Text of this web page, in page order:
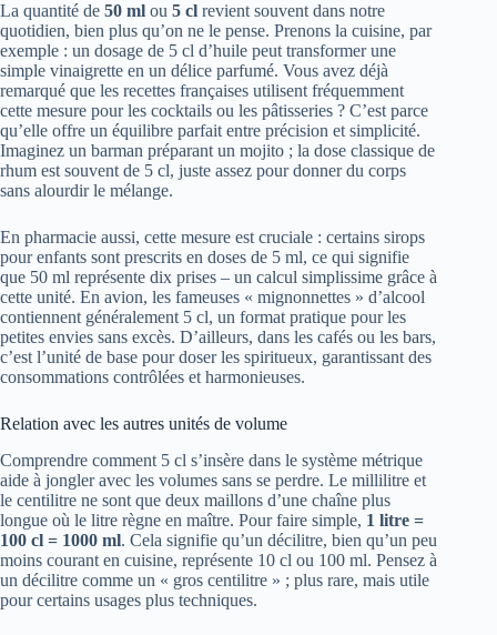
La quantité de 50 ml ou 5 cl revient souvent dans notre
quotidien, bien plus qu’on ne le pense. Prenons la cuisine, par
exemple : un dosage de 5 cl d’huile peut transformer une
simple vinaigrette en un délice parfumé. Vous avez déjà
remarqué que les recettes françaises utilisent fréquemment
cette mesure pour les cocktails ou les pâtisseries ? C’est parce
qu’elle offre un équilibre parfait entre précision et simplicité.
Imaginez un barman préparant un mojito ; la dose classique de
rhum est souvent de 5 cl, juste assez pour donner du corps
sans alourdir le mélange.
En pharmacie aussi, cette mesure est cruciale : certains sirops
pour enfants sont prescrits en doses de 5 ml, ce qui signifie
que 50 ml représente dix prises – un calcul simplissime grâce à
cette unité. En avion, les fameuses « mignonnettes » d’alcool
contiennent généralement 5 cl, un format pratique pour les
petites envies sans excès. D’ailleurs, dans les cafés ou les bars,
c’est l’unité de base pour doser les spiritueux, garantissant des
consommations contrôlées et harmonieuses.
Relation avec les autres unités de volume
Comprendre comment 5 cl s’insère dans le système métrique
aide à jongler avec les volumes sans se perdre. Le millilitre et
le centilitre ne sont que deux maillons d’une chaîne plus
longue où le litre règne en maître. Pour faire simple, 1 litre =
100 cl = 1000 ml. Cela signifie qu’un décilitre, bien qu’un peu
moins courant en cuisine, représente 10 cl ou 100 ml. Pensez à
un décilitre comme un « gros centilitre » ; plus rare, mais utile
pour certains usages plus techniques.